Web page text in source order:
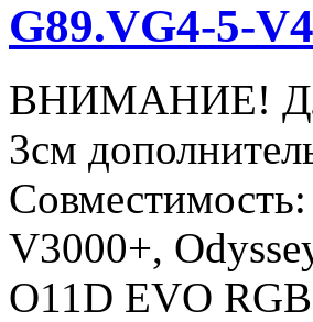
G89.VG4-5-
ВНИМАНИЕ! Для
3см
V3000+,
O11D EVO RGB